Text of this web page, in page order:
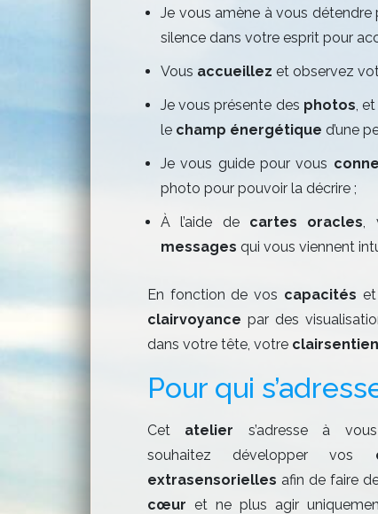
Je vous amène à vous détendre
silence dans votre esprit pour
Vous accueillez et observez
Je vous présente des photos,
le champ énergétique d’une
Je vous guide pour vous
photo pour pouvoir la décrire ;
À l’aide de cartes oracles,
messages qui vous viennent
En fonction de vos capacités
clairvoyance par des
dans votre tête, votre
Pour qui
Cet atelier s’adresse à
souhaitez développer vos
extrasensorielles afin de faire
cœur et ne plus agir